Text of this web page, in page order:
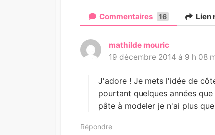
Commentaires 16 Lien
mathilde mouric
i
:
19 décembre 2014 à 9 h 08
J'adore ! Je mets l'idée de
pourtant quelques années
pâte à modeler je n'ai plus
Répondre